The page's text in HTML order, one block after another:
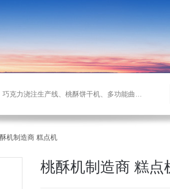
月饼生产线、压缩饼干机、小型糖果浇注机、威化机、隧道链条炉、钢带烤炉等食品机械，欢迎您咨询选购！
机制造商 糕点机
桃酥机制造商 糕点